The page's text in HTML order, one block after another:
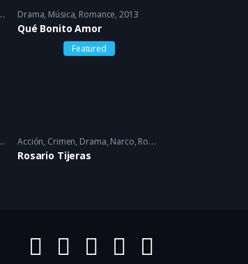
1986Drama, Música, Romance 2013
Qué Bonito Amor
2005 - 2005
Featured
Acción, Crimen, Drama, Narco, Romance
Rosario Tijeras